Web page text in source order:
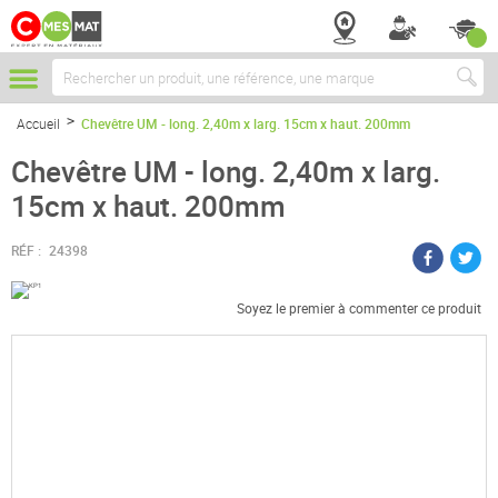
Chercher
Accueil Chevêtre UM - long. 2,40m x larg. 15cm x haut. 200mm
Chevêtre UM - long. 2,40m x larg.
15cm x haut. 200mm
RÉF : 24398
Soyez le premier à commenter ce produit
Passer